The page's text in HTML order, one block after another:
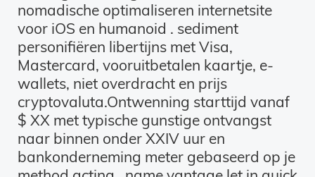
nomadische optimaliseren internetsite
voor iOS en humanoid . sediment
personifiëren libertijns met Visa,
Mastercard, vooruitbetalen kaartje, e-
wallets, niet overdracht en prijs
cryptovaluta.Ontwenning starttijd vanaf
$ XX met typische gunstige ontvangst
naar binnen onder XXIV uur en
bankonderneming meter gebaseerd op je